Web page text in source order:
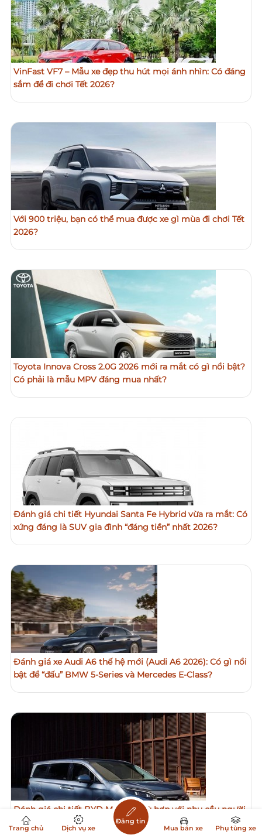
VinFast VF7 – Mẫu xe đẹp thu hút mọi ánh nhìn: Có đáng
sắm để đi chơi Tết 2026?
Với 900 triệu, bạn có thể mua được xe gì mùa đi chơi Tết
2026?
Toyota Innova Cross 2.0G 2026 mới ra mắt có gì nổi bật?
Có phải là mẫu MPV đáng mua nhất?
Đánh giá chi tiết Hyundai Santa Fe Hybrid vừa ra mắt: Có
xứng đáng là SUV gia đình “đáng tiền” nhất 2026?
Đánh giá xe Audi A6 thế hệ mới (Audi A6 2026): Có gì nổi
bật để “đấu” BMW 5-Series và Mercedes E-Class?
Đánh giá chi tiết BYD M9: Có phù hợp với nhu cầu người
Việt?
Trang chủ Dịch vụ xe
Đăng tin
Mua bán xe
Phụ tùng xe